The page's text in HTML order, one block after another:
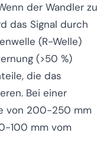
der Wandler zu
das Signal durch
(R-Welle)
(>50 %)
die das
Bei einer
von 200-250 mm
100 mm vom